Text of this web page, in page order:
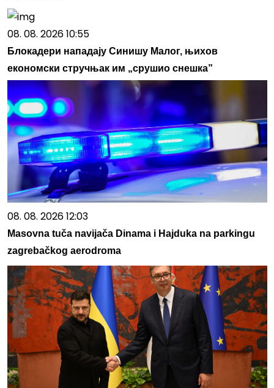
08. 08. 2026 10:55
Блокадери нападају Синишу Малог, њихов
економски стручњак им „срушио снешка”
08. 08. 2026 12:03
Masovna tuča navijača Dinama i Hajduka na parkingu
zagrebačkog aerodroma